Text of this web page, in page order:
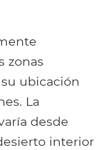
zonas
ubicación
La
desde
interior